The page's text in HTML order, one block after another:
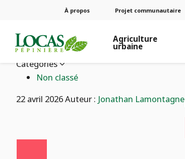
À propos Projet communautaire
Agriculture
urbaine
Catégories
Non classé
22 avril 2026Auteur : Jonathan Lamontagne